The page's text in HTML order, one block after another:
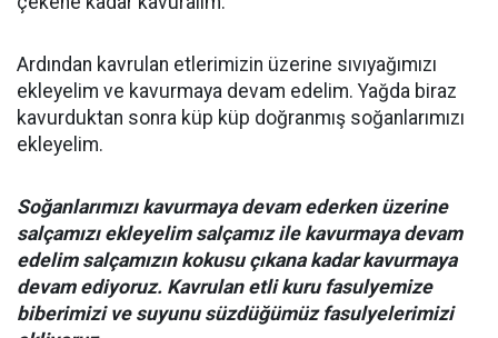
Ardından kavrulan etlerimizin üzerine sıvıyağımızı
ekleyelim ve kavurmaya devam edelim. Yağda biraz
kavurduktan sonra küp küp doğranmış soğanlarımızı
ekleyelim.
Soğanlarımızı kavurmaya devam ederken üzerine
salçamızı ekleyelim salçamız ile kavurmaya devam
edelim salçamızın kokusu çıkana kadar kavurmaya
devam ediyoruz. Kavrulan etli kuru fasulyemize
biberimizi ve suyunu süzdüğümüz fasulyelerimizi